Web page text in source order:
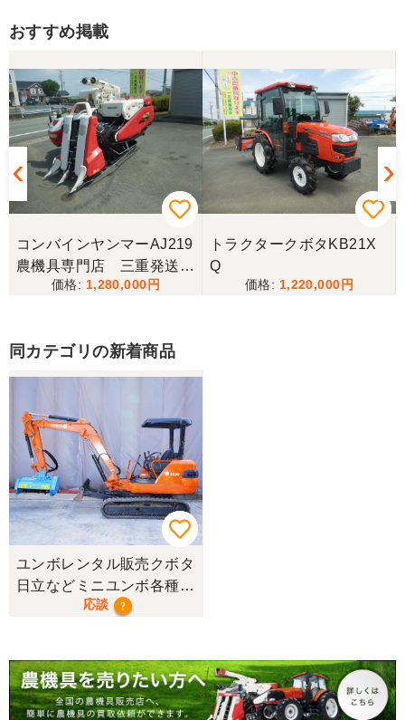
おすすめ掲載
コンバインヤンマーAJ219
農機具専門店 三重発送整
備済み
1,280,000
トラクタークボタKB21X
Q
1,220,000
同カテゴリの新着商品
ユンボレンタル販売クボタ
日立などミニユンボ各種油
圧ショベル ミニユンボ レ
メント類もあります!
応談 ?